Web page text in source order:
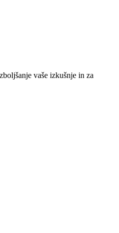
vaše izkušnje in za